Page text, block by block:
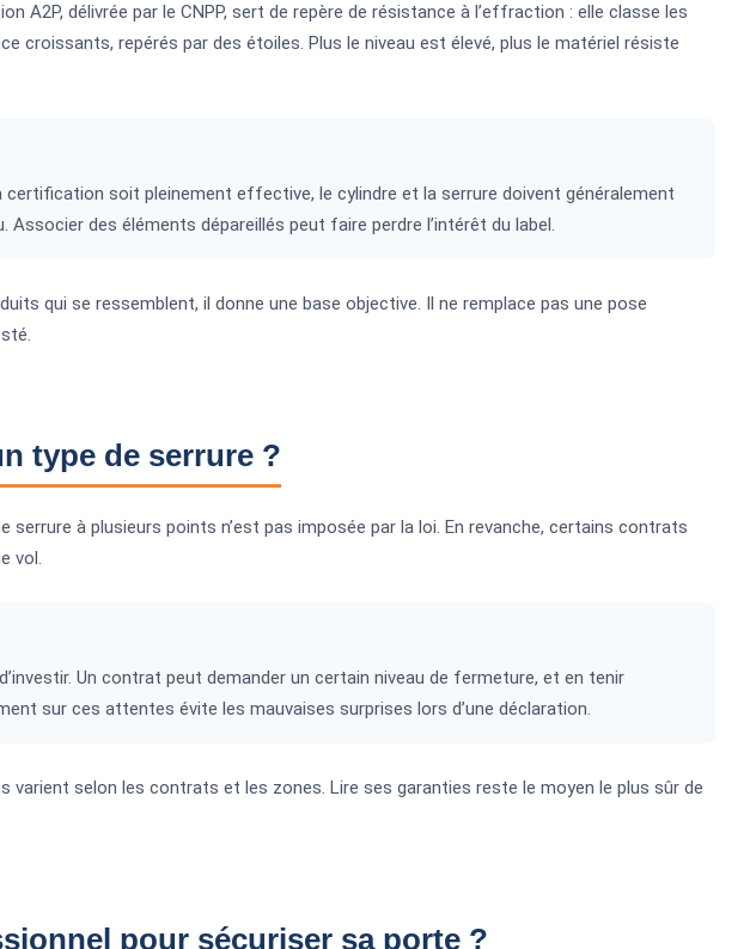
A2P, délivrée par le CNPP, sert de repère de résistance à l’effraction : elle classe les
croissants, repérés par des étoiles. Plus le niveau est élevé, plus le matériel résiste
soit pleinement effective, le cylindre et la serrure doivent généralement
Associer des éléments dépareillés peut faire perdre l’intérêt du label.
qui se ressemblent, il donne une base objective. Il ne remplace pas une pose
type de serrure ?
serrure à plusieurs points n’est pas imposée par la loi. En revanche, certains contrats
vol.
Un contrat peut demander un certain niveau de fermeture, et en tenir
sur ces attentes évite les mauvaises surprises lors d’une déclaration.
varient selon les contrats et les zones. Lire ses garanties reste le moyen le plus sûr de
pour sécuriser sa porte ?